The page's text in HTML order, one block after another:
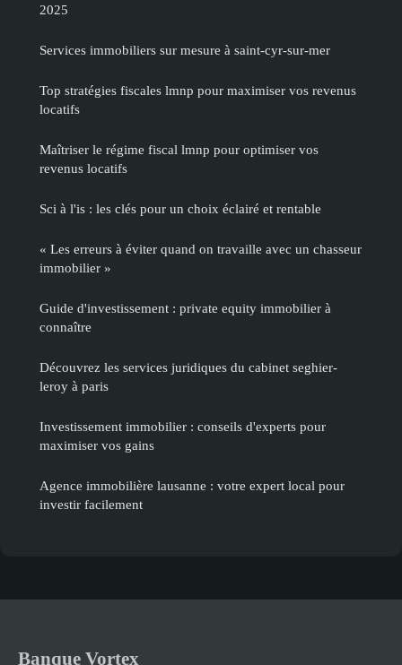
2025
Services immobiliers sur mesure à saint-cyr-sur-mer
Top stratégies fiscales lmnp pour maximiser vos revenus
locatifs
Maîtriser le régime fiscal lmnp pour optimiser vos
revenus locatifs
Sci à l'is : les clés pour un choix éclairé et rentable
« Les erreurs à éviter quand on travaille avec un chasseur
immobilier »
Guide d'investissement : private equity immobilier à
connaître
Découvrez les services juridiques du cabinet seghier-
leroy à paris
Investissement immobilier : conseils d'experts pour
maximiser vos gains
Agence immobilière lausanne : votre expert local pour
investir facilement
Banque Vortex